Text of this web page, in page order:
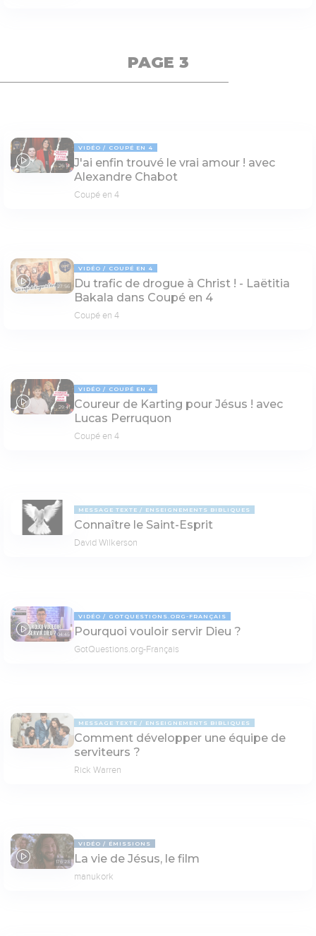
PAGE 3
26:14
VIDÉO COUPÉ EN 4
J'ai enfin trouvé le vrai amour ! avec
Alexandre Chabot
Coupé en 4
27:56
VIDÉO COUPÉ EN 4
Du trafic de drogue à Christ ! - Laëtitia
Bakala dans Coupé en 4
Coupé en 4
29:41
VIDÉO COUPÉ EN 4
Coureur de Karting pour Jésus ! avec
Lucas Perruquon
Coupé en 4
MESSAGE TEXTE ENSEIGNEMENTS BIBLIQUES
Connaître le Saint-Esprit
David Wilkerson
04:45
VIDÉO GOTQUESTIONS.ORG-FRANÇAIS
Pourquoi vouloir servir Dieu ?
GotQuestions.org-Français
MESSAGE TEXTE ENSEIGNEMENTS BIBLIQUES
Comment développer une équipe de
serviteurs ?
Rick Warren
176:23
VIDÉO ÉMISSIONS
La vie de Jésus, le film
manukork